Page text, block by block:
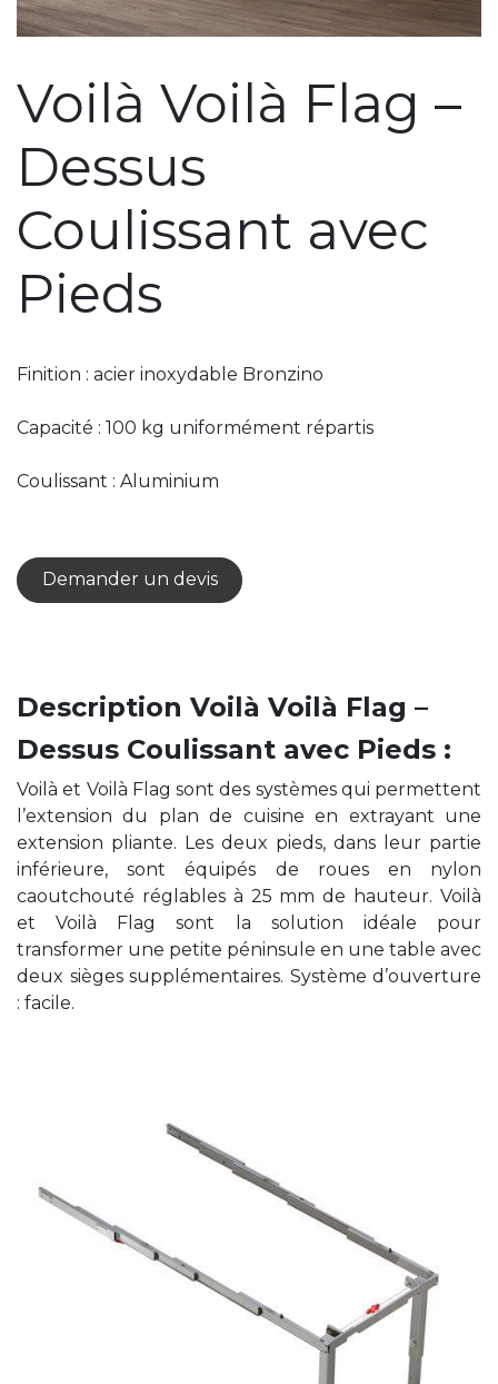
Voilà Voilà Flag –
Dessus
Coulissant avec
Pieds
Finition : acier inoxydable Bronzino
Capacité : 100 kg uniformément répartis
Coulissant : Aluminium
Demander un devis
Description Voilà Voilà Flag –
Dessus Coulissant avec Pieds :
Voilà et Voilà Flag sont des systèmes qui permettent
l’extension du plan de cuisine en extrayant une
extension pliante. Les deux pieds, dans leur partie
inférieure, sont équipés de roues en nylon
caoutchouté réglables à 25 mm de hauteur. Voilà
et Voilà Flag sont la solution idéale pour
transformer une petite péninsule en une table avec
deux sièges supplémentaires. Système d’ouverture
: facile.